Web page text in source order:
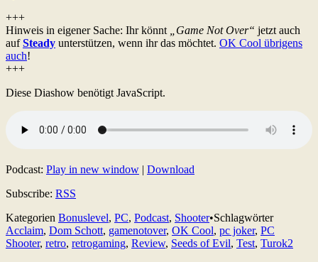
+++
Hinweis in eigener Sache: Ihr könnt
„Game Not Over“ jetzt auch
aufSteady unterstützen, wenn ihr das möchtet. OK Cool übrigens
auch!
+++
Diese Diashow benötigt JavaScript.
Podcast: Play in new window | Download
Subscribe: RSS
Kategorien Bonuslevel, PC, Podcast, Shooter•Schlagwörter
Acclaim, Dom Schott, gamenotover, OK Cool, pc joker, PC
Shooter, retro, retrogaming, Review, Seeds of Evil, Test, Turok2